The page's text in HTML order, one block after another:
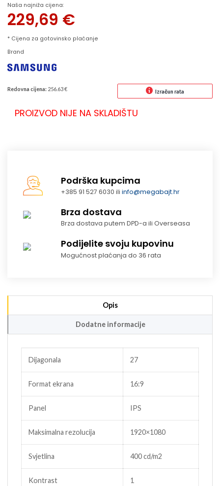
Naša najniža cijena:
229,69 €
* Cijena za gotovinsko plaćanje
Brand
Redovna cijena: 256.63 € Izračun rata
PROIZVOD NIJE NA SKLADIŠTU
Podrška kupcima
+385 91 527 6030 iliinfo@megabajt.hr
Brza dostava
Brza dostava putem DPD-a ili Overseasa
Podijelite svoju kupovinu
Mogućnost plaćanja do 36 rata
Opis
Dodatne informacije
Dijagonala 27
Format ekrana 16:9
Panel IPS
Maksimalna rezolucija 1920×1080
Svjetlina 400 cd/m2
Kontrast 1